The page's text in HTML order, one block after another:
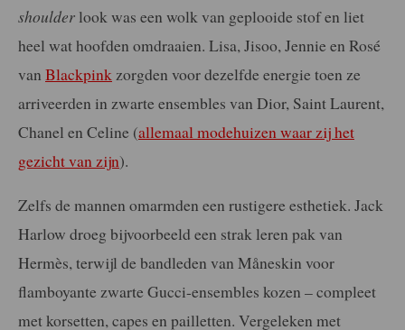
shoulder look was een wolk van geplooide stof en liet
heel wat hoofden omdraaien. Lisa, Jisoo, Jennie en Rosé
van Blackpink zorgden voor dezelfde energie toen ze
arriveerden in zwarte ensembles van Dior, Saint Laurent,
Chanel en Celine (allemaal modehuizen waar zij het
gezicht van zijn).
Zelfs de mannen omarmden een rustigere esthetiek. Jack
Harlow droeg bijvoorbeeld een strak leren pak van
Hermès, terwijl de bandleden van Måneskin voor
flamboyante zwarte Gucci-ensembles kozen – compleet
met korsetten, capes en pailletten. Vergeleken met